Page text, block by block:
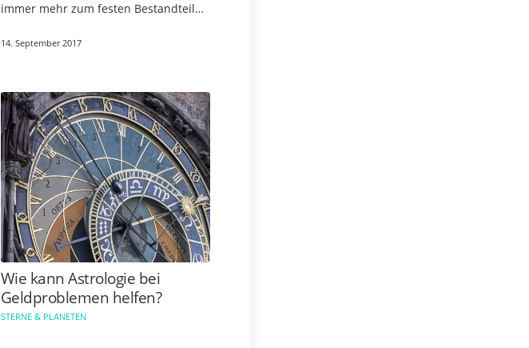
immer mehr zum festen Bestandteil
Beratungsgeschehens. Warum ist das
14. September 2017
Wie kann Astrologie bei
Geldproblemen helfen?
STERNE & PLANETEN